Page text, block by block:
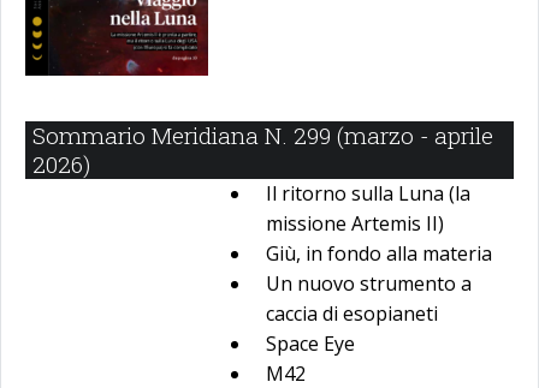
Sommario Meridiana N. 299 (marzo - aprile
2026)
Il ritorno sulla Luna (la
missione Artemis II)
Giù, in fondo alla materia
Un nuovo strumento a
caccia di esopianeti
Space Eye
M42